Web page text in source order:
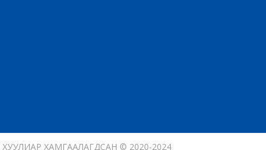
ХУУЛИАР ХАМГААЛАГДСАН © 2020-2024